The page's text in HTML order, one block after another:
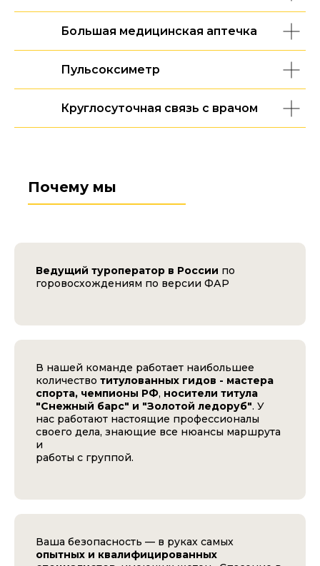
Большая медицинская аптечка
Пульсоксиметр
Круглосуточная связь с врачом
Почему мы
Ведущий туроператор в России по
горовосхождениям по версии ФАР
В нашей команде работает наибольшее
количество титулованных гидов - мастера
спорта, чемпионы РФ, носители титула
"Снежный барс" и "Золотой ледоруб". У
нас работают настоящие профессионалы
своего дела, знающие все нюансы маршрута
и
работы с группой.
Ваша безопасность — в руках самых
опытных и квалифицированных